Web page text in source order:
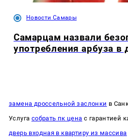
Новости Самары
Самарцам назвали
употребления арбуза в
замена дроссельной заслонки в
Услуга собрать пк цена с гарантией
дверь входная в квартиру из массива